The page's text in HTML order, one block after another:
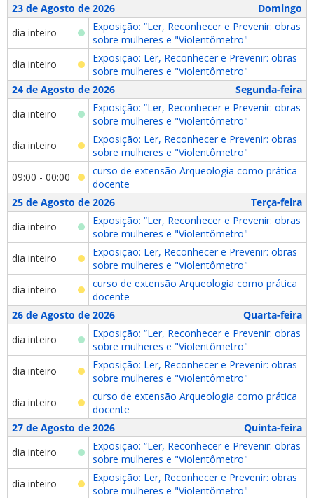
23 de Agosto de 2026
Domingo
dia inteiro
Exposição: “Ler, Reconhecer e Prevenir: obras
sobre mulheres e "Violentômetro"
dia inteiro
Exposição: Ler, Reconhecer e Prevenir: obras
sobre mulheres e "Violentômetro"
24 de Agosto de 2026
Segunda-feira
dia inteiro
Exposição: “Ler, Reconhecer e Prevenir: obras
sobre mulheres e "Violentômetro"
dia inteiro
Exposição: Ler, Reconhecer e Prevenir: obras
sobre mulheres e "Violentômetro"
09:00 - 00:00
curso de extensão Arqueologia como prática
docente
25 de Agosto de 2026
Terça-feira
dia inteiro
Exposição: “Ler, Reconhecer e Prevenir: obras
sobre mulheres e "Violentômetro"
dia inteiro
Exposição: Ler, Reconhecer e Prevenir: obras
sobre mulheres e "Violentômetro"
dia inteiro
curso de extensão Arqueologia como prática
docente
26 de Agosto de 2026
Quarta-feira
dia inteiro
Exposição: “Ler, Reconhecer e Prevenir: obras
sobre mulheres e "Violentômetro"
dia inteiro
Exposição: Ler, Reconhecer e Prevenir: obras
sobre mulheres e "Violentômetro"
dia inteiro
curso de extensão Arqueologia como prática
docente
27 de Agosto de 2026
Quinta-feira
dia inteiro
Exposição: “Ler, Reconhecer e Prevenir: obras
sobre mulheres e "Violentômetro"
dia inteiro
Exposição: Ler, Reconhecer e Prevenir: obras
sobre mulheres e "Violentômetro"